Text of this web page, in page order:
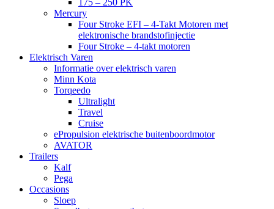
175 – 250 PK
Mercury
Four Stroke EFI – 4-Takt Motoren met
elektronische brandstofinjectie
Four Stroke – 4-takt motoren
Elektrisch Varen
Informatie over elektrisch varen
Minn Kota
Torqeedo
Ultralight
Travel
Cruise
ePropulsion elektrische buitenboordmotor
AVATOR
Trailers
Kalf
Pega
Occasions
Sloep